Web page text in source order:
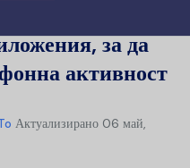
за да
активност
Актуализирано 06 май,